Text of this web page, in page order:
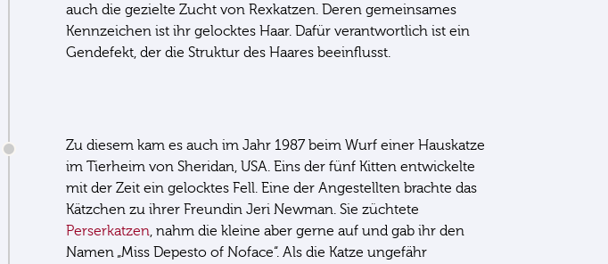
auch die gezielte Zucht von Rexkatzen. Deren gemeinsames
Kennzeichen ist ihr gelocktes Haar. Dafür verantwortlich ist ein
Gendefekt, der die Struktur des Haares beeinflusst.
Zu diesem kam es auch im Jahr 1987 beim Wurf einer Hauskatze
im Tierheim von Sheridan, USA. Eins der fünf Kitten entwickelte
mit der Zeit ein gelocktes Fell. Eine der Angestellten brachte das
Kätzchen zu ihrer Freundin Jeri Newman. Sie züchtete
Perserkatzen , nahm die kleine aber gerne auf und gab ihr den
Namen „Miss Depesto of Noface“. Als die Katze ungefähr